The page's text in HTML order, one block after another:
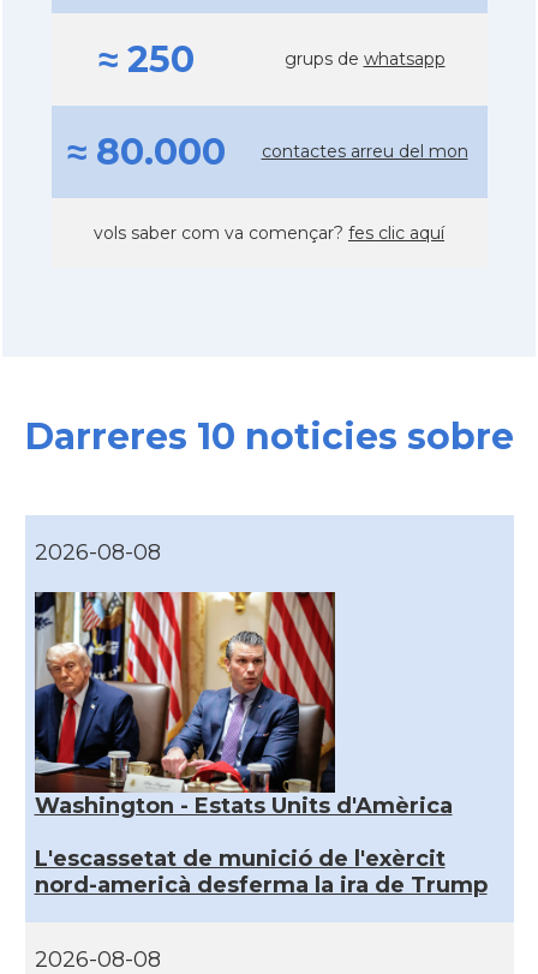
≈ 250 grups de whatsapp
≈ 80.000 contactes arreu del mon
vols saber com va començar? fes clic aquí
Darreres 10 noticies sobre
2026-08-08
Washington - Estats Units d'Amèrica
L'escassetat de munició de l'exèrcit
nord-americà desferma la ira de Trump
2026-08-08